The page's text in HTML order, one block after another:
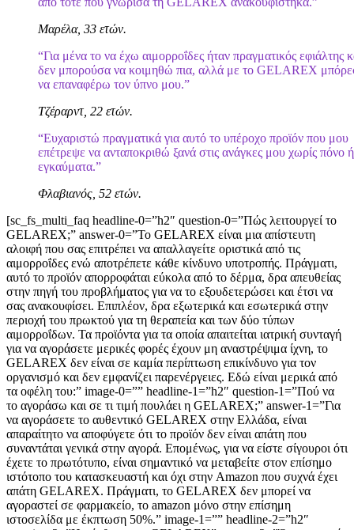
Μαρέλα, 33 ετών.
“Για μένα το να έχω αιμορροΐδες ήταν πραγματικός εφιάλτης
δεν μπορούσα να κοιμηθώ πια, αλλά με το GELAREX
να επαναφέρω τον ύπνο μου.”
Τζέραρντ, 22 ετών.
“Ευχαριστώ πραγματικά για αυτό το υπέροχο προϊόν που μου
επέτρεψε να ανταποκριθώ ξανά στις ανάγκες μου χωρίς πόνο ή
εγκαύματα.”
Φλαβιανός, 52 ετών.
[sc_fs_multi_faq headline-0=”h2″ question-0=”Πώς λειτουργεί το
GELAREX;” answer-0=”Το GELAREX είναι μια απίστευτη
αλοιφή που σας επιτρέπει να απαλλαγείτε οριστικά από τις
αιμορροΐδες ενώ αποτρέπετε κάθε κίνδυνο υποτροπής. Πράγματι,
αυτό το προϊόν απορροφάται εύκολα από το δέρμα, δρα απευθείας
στην πηγή του προβλήματος για να το εξουδετερώσει και έτσι να
σας ανακουφίσει. Επιπλέον, δρα εξωτερικά και εσωτερικά στην
περιοχή του πρωκτού για τη θεραπεία και των δύο τύπων
αιμορροΐδων. Τα προϊόντα για τα οποία απαιτείται ιατρική συνταγή
για να αγοράσετε μερικές φορές έχουν μη αναστρέψιμα ίχνη, το
GELAREX δεν είναι σε καμία περίπτωση επικίνδυνο για τον
οργανισμό και δεν εμφανίζει παρενέργειες. Εδώ είναι μερικά από
τα οφέλη του:” image-0=”” headline-1=”h2″ question-1=”Πού να
το αγοράσω και σε τι τιμή πουλάει η GELAREX;” answer-1=”Για
να αγοράσετε το αυθεντικό GELAREX στην Ελλάδα, είναι
απαραίτητο να αποφύγετε ότι το προϊόν δεν είναι απάτη που
συναντάται γενικά στην αγορά. Επομένως, για να είστε σίγουροι ότι
έχετε το πρωτότυπο, είναι σημαντικό να μεταβείτε στον επίσημο
ιστότοπο του κατασκευαστή και όχι στην Amazon που συχνά έχει
απάτη GELAREX. Πράγματι, το GELAREX δεν μπορεί να
αγοραστεί σε φαρμακείο, το amazon μόνο στην επίσημη
ιστοσελίδα με έκπτωση 50%.” image-1=”” headline-2=”h2″